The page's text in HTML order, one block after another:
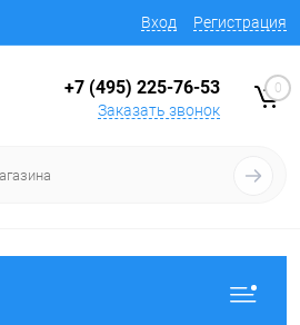
Вход Регистрация
+7 (495) 225-76-53
Заказать звонок
0